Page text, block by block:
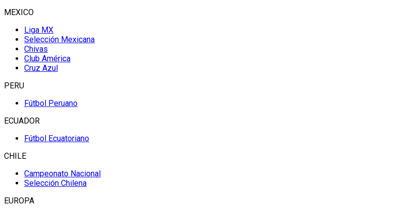
MEXICO
Liga MX
Selección Mexicana
Chivas
Club América
Cruz Azul
PERU
Fútbol Peruano
ECUADOR
Fútbol Ecuatoriano
CHILE
Campeonato Nacional
Selección Chilena
EUROPA